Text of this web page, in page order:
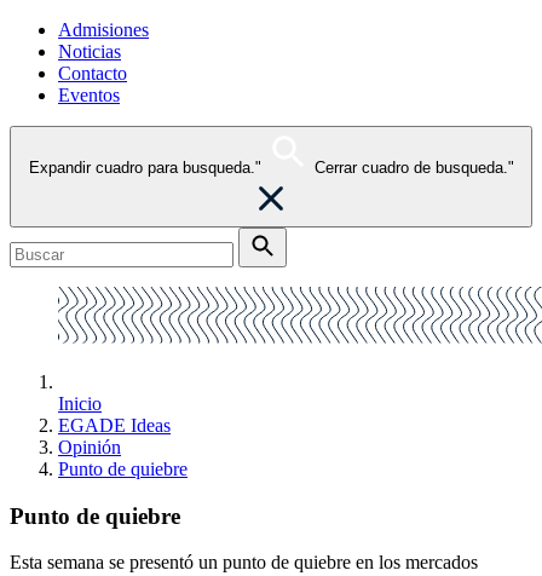
Admisiones
Noticias
Contacto
Eventos
Expandir cuadro para busqueda." Cerrar cuadro de busqueda."
Inicio
EGADE Ideas
Opinión
Punto de quiebre
Punto de quiebre
Esta semana se presentó un punto de quiebre en los mercados